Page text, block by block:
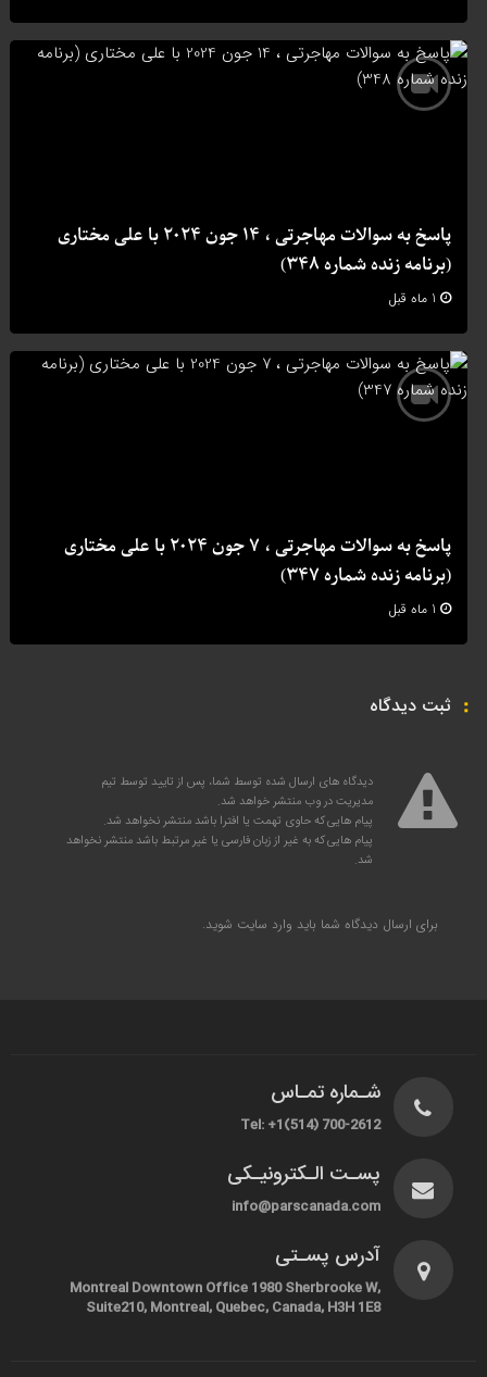
پاسخ به سوالات مهاجرتی ، 14 جون 2024 با علی مختاری
(برنامه زنده شماره 348)
1 ماه قبل
پاسخ به سوالات مهاجرتی ، 7 جون 2024 با علی مختاری
(برنامه زنده شماره 347)
1 ماه قبل
ثبت دیدگاه
دیدگاه های ارسال شده توسط شما، پس از تایید توسط تیم
مدیریت در وب منتشر خواهد شد.
پیام هایی که حاوی تهمت یا افترا باشد منتشر نخواهد شد.
پیام هایی که به غیر از زبان فارسی یا غیر مرتبط باشد منتشر نخواهد
شد.
برای ارسال دیدگاه شما باید وارد سایت شوید.
شـماره تمـاس
Tel: +1(514) 700-2612
پسـت الـکترونیـکی
info@parscanada.com
آدرس پسـتی
Montreal Downtown Office 1980 Sherbrooke W,
Suite210, Montreal, Quebec, Canada, H3H 1E8